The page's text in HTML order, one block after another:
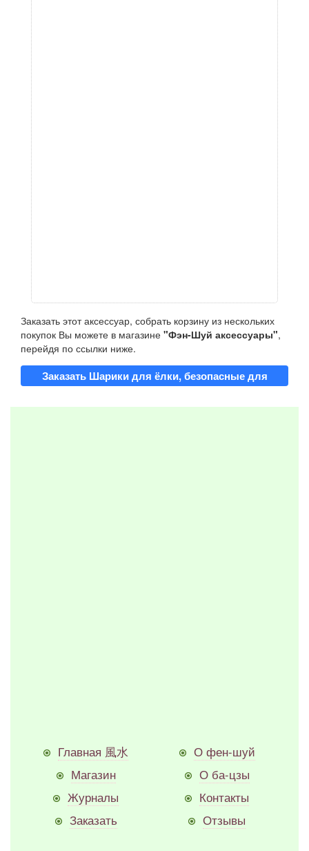
Заказать этот аксессуар, собрать корзину из нескольких
покупок Вы можете в магазине "Фэн-Шуй аксессуары",
перейдя по ссылки ниже.
Заказать Шарики для ёлки, безопасные для
кошек
Главная 風水
Магазин
О фен-шуй
О ба-цзы
Журналы
Заказать
Контакты
Отзывы